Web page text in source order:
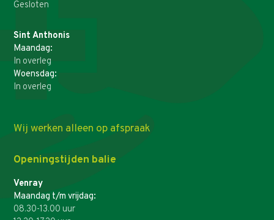
Gesloten
Sint Anthonis
Maandag:
In overleg
Woensdag:
In overleg
Wij werken alleen op afspraak
Openingstijden balie
Venray
Maandag t/m vrijdag:
08.30-13.00 uur